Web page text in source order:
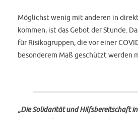
Möglichst wenig mit anderen in
kommen, ist das Gebot der Stunde.
für Risikogruppen, die vor einer
besonderem Maß geschützt werden
„Die Solidarität und Hilfsbereitschaft